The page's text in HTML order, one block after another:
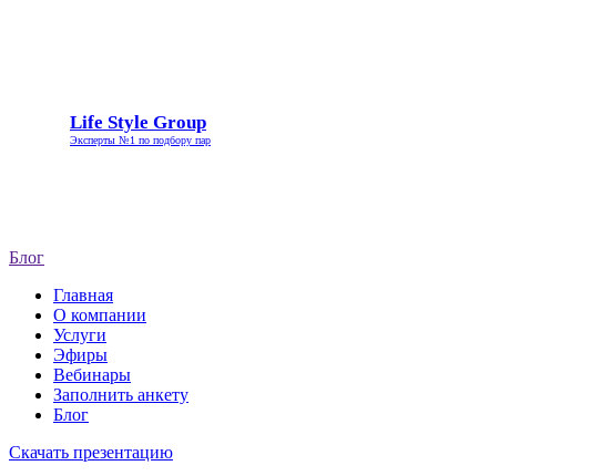
Life Style Group
Эксперты №1 по подбору пар
Блог
Главная
О компании
Услуги
Эфиры
Вебинары
Заполнить анкету
Блог
Скачать презентацию